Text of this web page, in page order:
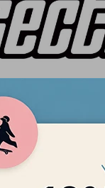
9 DRIVER II -
tu experiencia de
como tú,
emocionantes